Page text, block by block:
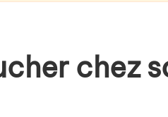
la baisse du taux du livret A :
chez